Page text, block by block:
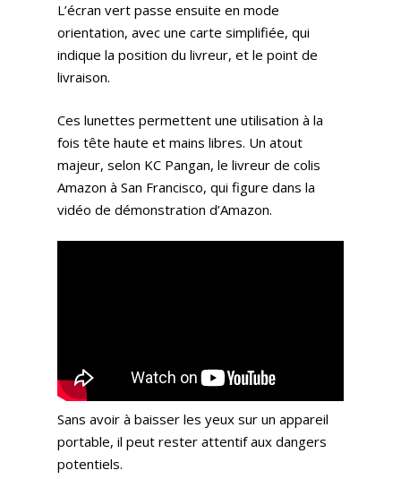
L’écran vert passe ensuite en mode
orientation, avec une carte simplifiée, qui
indique la position du livreur, et le point de
livraison.
Ces lunettes permettent une utilisation à la
fois tête haute et mains libres. Un atout
majeur, selon KC Pangan, le livreur de colis
Amazon à San Francisco, qui figure dans la
vidéo de démonstration d’Amazon.
Sans avoir à baisser les yeux sur un appareil
portable, il peut rester attentif aux dangers
potentiels.